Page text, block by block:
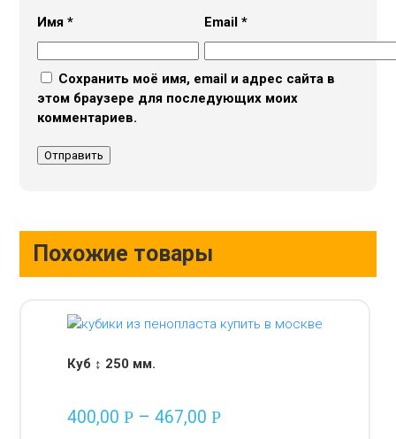
Имя* Email*
Сохранить моё имя, email и адрес сайта в
этом браузере для последующих моих
комментариев.
Похожие товары
Куб ↕ 250 мм.
400,00Р –467,00Р